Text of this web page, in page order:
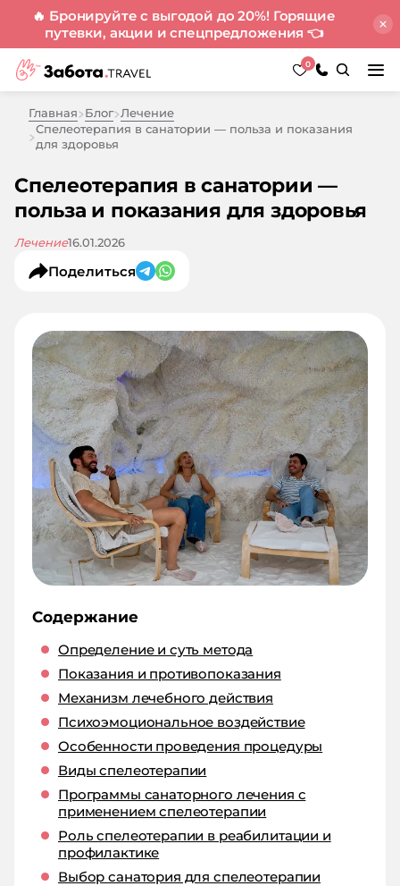
🔥 Бронируйте с выгодой до 20%! Горящие
путевки, акции и спецпредложения 👈
0
Главная Блог Лечение
Спелеотерапия в санатории — польза и показания
для здоровья
Спелеотерапия в санатории —
польза и показания для здоровья
Лечение16.01.2026
Поделиться
Содержание
Определение и суть метода
Показания и противопоказания
Механизм лечебного действия
Психоэмоциональное воздействие
Особенности проведения процедуры
Виды спелеотерапии
Программы санаторного лечения с
применением спелеотерапии
Роль спелеотерапии в реабилитации и
профилактике
Выбор санатория для спелеотерапии